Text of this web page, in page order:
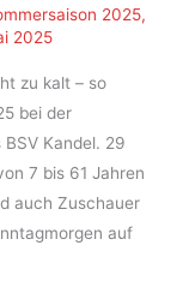
2025,
2025
zu kalt – so
bei der
Kandel. 29
7 bis 61 Jahren
auch Zuschauer
auf